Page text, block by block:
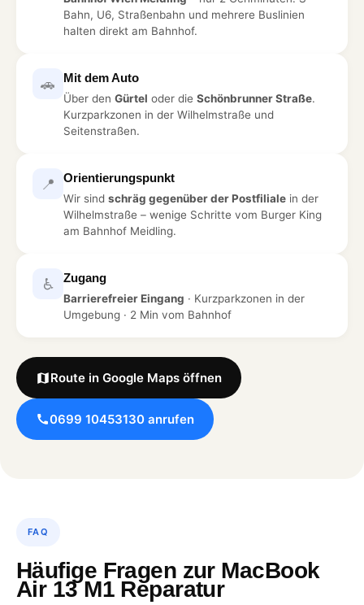
Bahn, U6, Straßenbahn und mehrere Buslinien
halten direkt am Bahnhof.
🚗 Mit dem Auto
Über den Gürtel oder die Schönbrunner Straße.
Kurzparkzonen in der Wilhelmstraße und
Seitenstraßen.
📍 Orientierungspunkt
Wir sind schräg gegenüber der Postfiliale in der
Wilhelmstraße – wenige Schritte vom Burger King
am Bahnhof Meidling.
♿ Zugang
Barrierefreier Eingang · Kurzparkzonen in der
Umgebung · 2 Min vom Bahnhof
Route in Google Maps öffnen
0699 10453130 anrufen
FAQ
Häufige Fragen zur MacBook
Air 13 M1 Reparatur